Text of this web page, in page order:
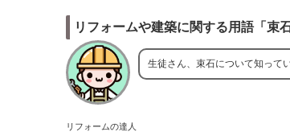
リフォームや建築に関する用語「束
リフォームの達人
生徒さん、束石について知って